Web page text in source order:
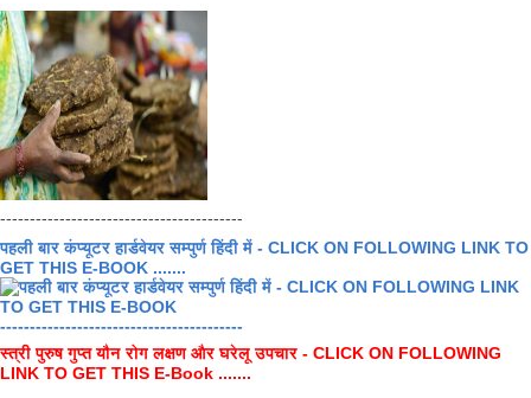
-----------------------------------------
पहली बार कंप्यूटर हार्डवेयर सम्पुर्ण हिंदी में - CLICK ON FOLLOWING LINK TO
GET THIS E-BOOK .......
-----------------------------------------
स्त्री पुरुष गुप्त यौन रोग लक्षण और घरेलू उपचार - CLICK ON FOLLOWING
LINK TO GET THIS E-Book .......